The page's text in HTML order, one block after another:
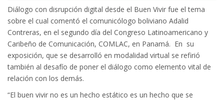
Diálogo con disrupción digital desde el Buen Vivir fue el tema
sobre el cual comentó el comunicólogo boliviano Adalid
Contreras, en el segundo día del Congreso Latinoamericano y
Caribeño de Comunicación, COMLAC, en Panamá. En su
exposición, que se desarrolló en modalidad virtual se refirió
también al desafío de poner el diálogo como elemento vital de
relación con los demás.
“El buen vivir no es un hecho estático es un hecho que se